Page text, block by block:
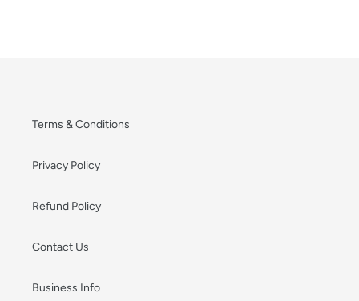
Terms & Conditions
Privacy Policy
Refund Policy
Contact Us
Business Info